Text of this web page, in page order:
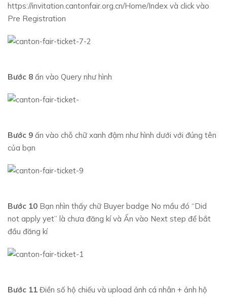
https://invitation.cantonfair.org.cn/Home/Index và click vào
Pre Registration
Bước 8 ấn vào Query như hình
Bước 9 ấn vào chỗ chữ xanh đậm như hình dưới với đúng tên
của bạn
Bước 10 Bạn nhìn thấy chữ Buyer badge No mầu đó “Did
not apply yet” là chưa đăng kí và Ấn vào Next step để bắt
đầu đăng kí
Bước 11 Điền số hộ chiếu và upload ảnh cá nhân + ảnh hộ